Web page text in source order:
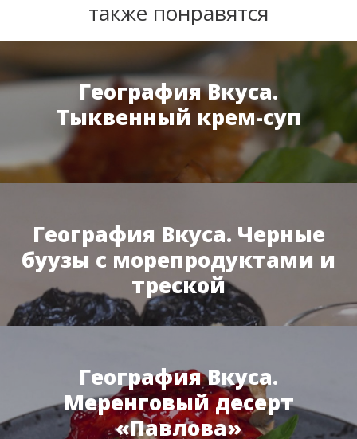
также понравятся
География Вкуса.
Тыквенный крем-суп
География Вкуса. Черные
буузы с морепродуктами и
треской
География Вкуса.
Меренговый десерт
«Павлова»